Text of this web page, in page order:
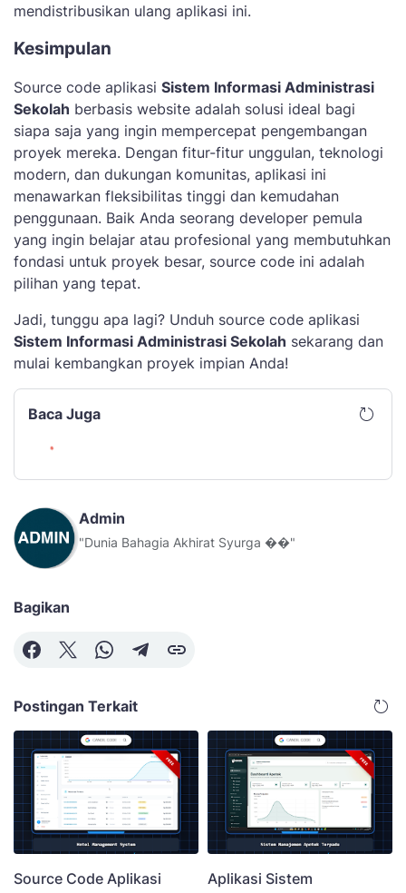
mendistribusikan ulang aplikasi ini.
Kesimpulan
Source code aplikasi Sistem Informasi Administrasi
Sekolah berbasis website adalah solusi ideal bagi
siapa saja yang ingin mempercepat pengembangan
proyek mereka. Dengan fitur-fitur unggulan, teknologi
modern, dan dukungan komunitas, aplikasi ini
menawarkan fleksibilitas tinggi dan kemudahan
penggunaan. Baik Anda seorang developer pemula
yang ingin belajar atau profesional yang membutuhkan
fondasi untuk proyek besar, source code ini adalah
pilihan yang tepat.
Jadi, tunggu apa lagi? Unduh source code aplikasi
Sistem Informasi Administrasi Sekolah sekarang dan
mulai kembangkan proyek impian Anda!
Baca Juga
Admin
"Dunia Bahagia Akhirat Syurga ��"
Bagikan
Postingan Terkait
Source Code Aplikasi
Aplikasi Sistem